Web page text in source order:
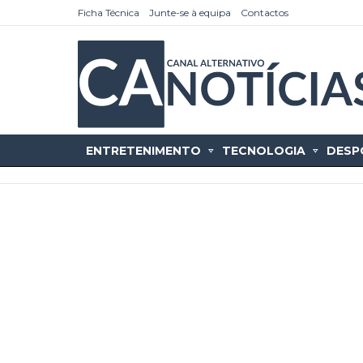
Ficha Técnica Junte-se à equipa Contactos
ENTRETENIMENTO TECNOLOGIA